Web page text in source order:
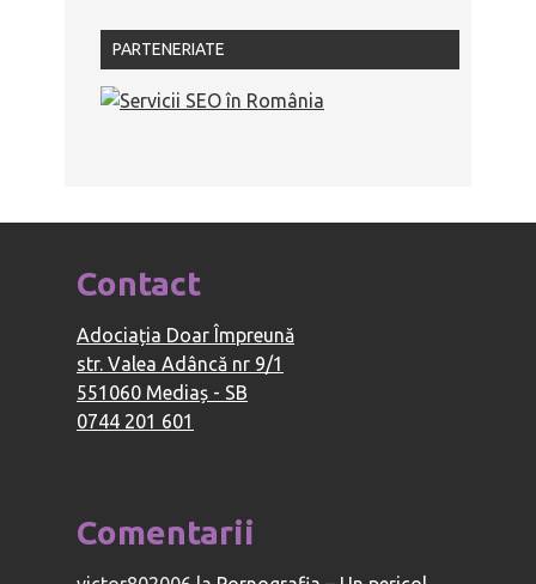
PARTENERIATE
Contact
Adociația Doar Împreună
str. Valea Adâncă nr 9/1
551060 Mediaș - SB
0744 201 601
Comentarii